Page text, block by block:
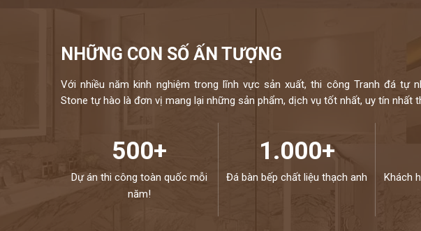
NHỮNG CON SỐ ẤN TƯỢNG
Với nhiều năm kinh nghiệm trong lĩnh vực sản xuất, thi công Tranh đá tự
Stone tự hào là đơn vị mang lại những sản phẩm, dịch vụ tốt nhất, uy tín nhất
500+
Dự án thi công toàn quốc mỗi
năm!
1.000+
Đá bàn bếp chất liệu thạch anh
Khách